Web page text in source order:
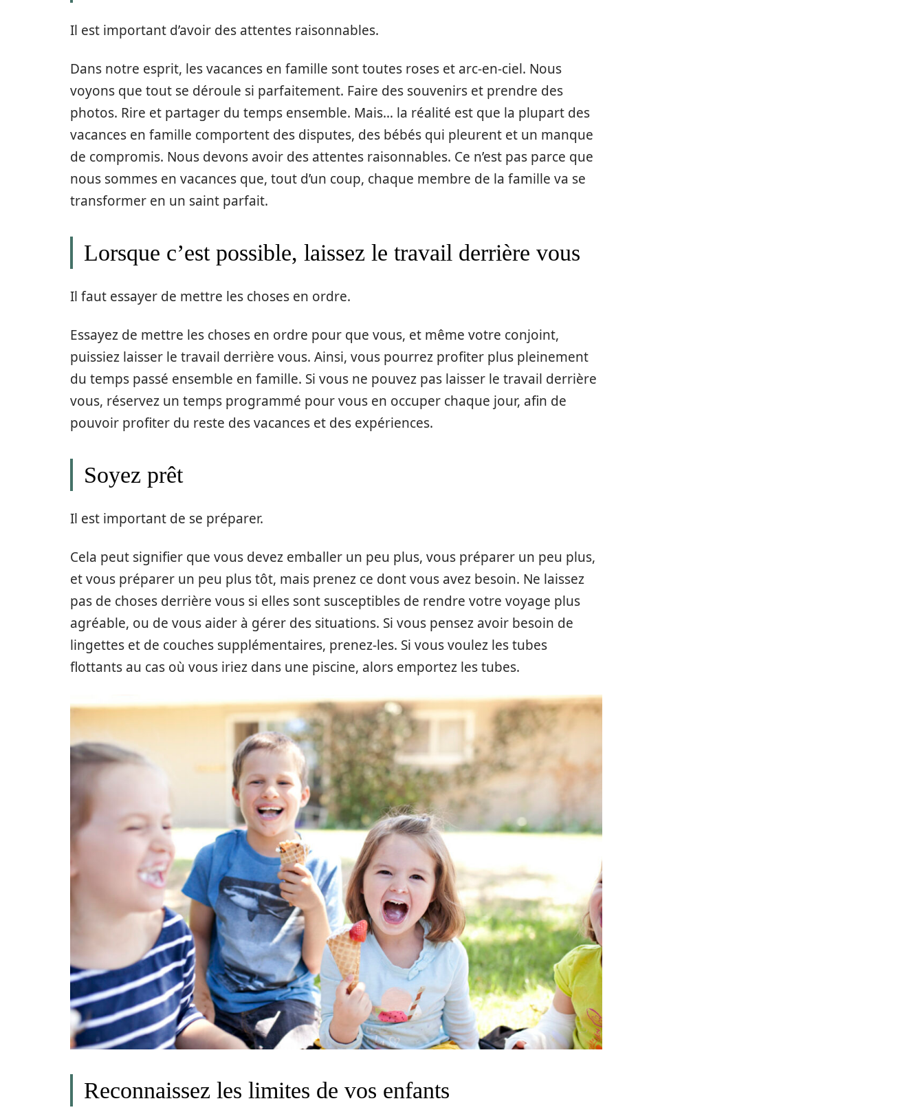
Il est important d’avoir des attentes raisonnables.
Dans notre esprit, les vacances en famille sont toutes roses et arc-en-ciel. Nous
voyons que tout se déroule si parfaitement. Faire des souvenirs et prendre des
photos. Rire et partager du temps ensemble. Mais… la réalité est que la plupart des
vacances en famille comportent des disputes, des bébés qui pleurent et un manque
de compromis. Nous devons avoir des attentes raisonnables. Ce n’est pas parce que
nous sommes en vacances que, tout d’un coup, chaque membre de la famille va se
transformer en un saint parfait.
Lorsque c’est possible, laissez le travail derrière vous
Il faut essayer de mettre les choses en ordre.
Essayez de mettre les choses en ordre pour que vous, et même votre conjoint,
puissiez laisser le travail derrière vous. Ainsi, vous pourrez profiter plus pleinement
du temps passé ensemble en famille. Si vous ne pouvez pas laisser le travail derrière
vous, réservez un temps programmé pour vous en occuper chaque jour, afin de
pouvoir profiter du reste des vacances et des expériences.
Soyez prêt
Il est important de se préparer.
Cela peut signifier que vous devez emballer un peu plus, vous préparer un peu plus,
et vous préparer un peu plus tôt, mais prenez ce dont vous avez besoin. Ne laissez
pas de choses derrière vous si elles sont susceptibles de rendre votre voyage plus
agréable, ou de vous aider à gérer des situations. Si vous pensez avoir besoin de
lingettes et de couches supplémentaires, prenez-les. Si vous voulez les tubes
flottants au cas où vous iriez dans une piscine, alors emportez les tubes.
Reconnaissez les limites de vos enfants